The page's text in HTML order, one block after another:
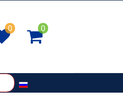
0 0